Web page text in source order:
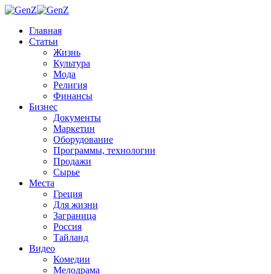
Главная
Статьи
Жизнь
Культура
Мода
Религия
Финансы
Бизнес
Документы
Маркетин
Оборудование
Программы, технологии
Продажи
Сырье
Места
Греция
Для жизни
Заграница
Россия
Тайланд
Видео
Комедии
Мелодрама